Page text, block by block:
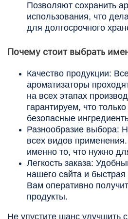
Позволяют сохранить
использования, что
для долгосрочного
Почему стоит выбрать
Качество продукции:
ароматизаторы
на всех этапах
гарантируем, что
безопасные
Разнообразие выбора:
всех видов
именно то, что нужно
Легкость заказа:
нашего сайта и быстрая
Вам оперативно
продукты.
Не упустите шанс улучшить